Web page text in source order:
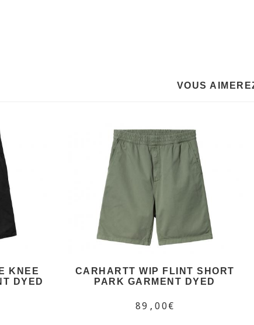
VOUS
KNEE
DYED
CARHARTT WIP FLINT SHORT
PARK GARMENT DYED
89,00€